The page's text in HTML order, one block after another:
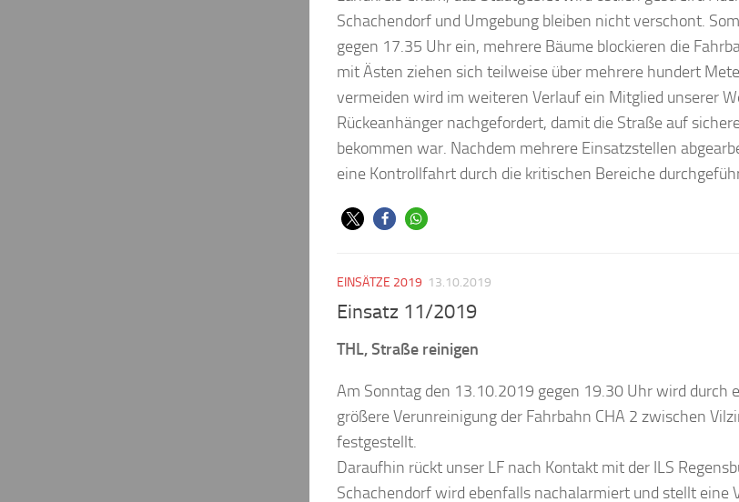
Schachendorf und Umgebung bleiben nicht verschont.
gegen 17.35 Uhr ein, mehrere Bäume blockieren die
mit Ästen ziehen sich teilweise über mehrere hundert
vermeiden wird im weiteren Verlauf ein Mitglied unserer
Rückeanhänger nachgefordert, damit die Straße auf
bekommen war. Nachdem mehrere Einsatzstellen
eine Kontrollfahrt durch die kritischen Bereiche
EINSÄTZE 2019 13.10.2019
Einsatz 11/2019
THL, Straße reinigen
Am Sonntag den 13.10.2019 gegen 19.30 Uhr wird durch
größere Verunreinigung der Fahrbahn CHA 2 zwischen
festgestellt.
Daraufhin rückt unser LF nach Kontakt mit der ILS
Schachendorf wird ebenfalls nachalarmiert und stellt eine